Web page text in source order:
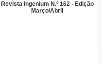
Revista Ingenium N.º 162 - Edição
Março/Abril